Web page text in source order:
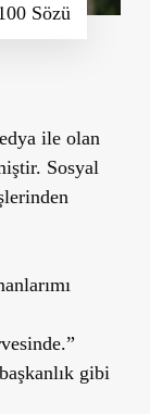
Sözü
ile olan
Sosyal
gibi